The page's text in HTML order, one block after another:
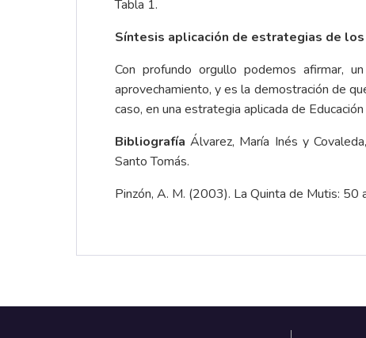
Tabla 1.
Síntesis aplicación de estrategias de
Con profundo orgullo podemos afirmar,
aprovechamiento, y es la demostración de
caso, en una estrategia aplicada de
Bibliografía Álvarez, María Inés y
Santo Tomás.
Pinzón, A. M. (2003). La Quinta de Mutis: 50